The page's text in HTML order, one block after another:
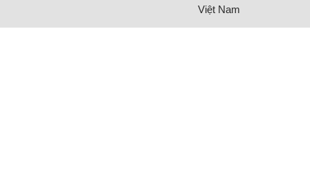
Việt Nam